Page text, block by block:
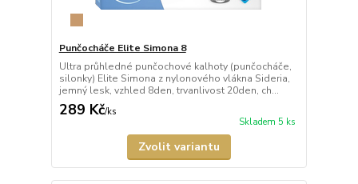
Punčocháče Elite Simona 8
Ultra průhledné punčochové kalhoty (punčocháče,
silonky) Elite Simona z nylonového vlákna Sideria,
jemný lesk, vzhled 8den, trvanlivost 20den, ch...
289 Kč/ks
Skladem 5 ks
Zvolit variantu